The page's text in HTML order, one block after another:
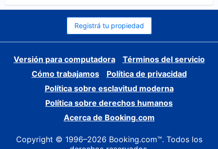
Registrá tu propiedad
Versión para computadora
Términos del servicio
Cómo trabajamos
Política de privacidad
Política sobre esclavitud moderna
Política sobre derechos humanos
Acerca de Booking.com
Copyright © 1996–2026 Booking.com™. Todos los